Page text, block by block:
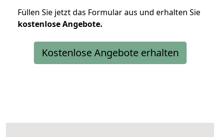
Füllen Sie jetzt das Formular aus und erhalten Sie
kostenloseAngebote.
Kostenlose Angebote erhalten